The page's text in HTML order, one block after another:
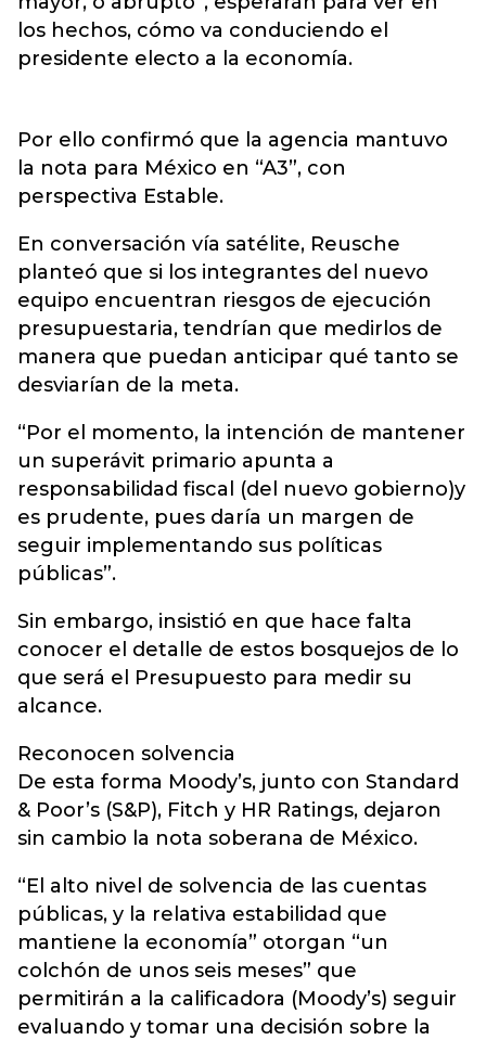
los hechos, cómo va conduciendo el
presidente electo a la economía.
Por ello confirmó que la agencia mantuvo
la nota para México en “A3”, con
perspectiva Estable.
En conversación vía satélite, Reusche
planteó que si los integrantes del nuevo
equipo encuentran riesgos de ejecución
presupuestaria, tendrían que medirlos de
manera que puedan anticipar qué tanto se
desviarían de la meta.
“Por el momento, la intención de mantener
un superávit primario apunta a
responsabilidad fiscal (del nuevo gobierno)y
es prudente, pues daría un margen de
seguir implementando sus políticas
públicas”.
Sin embargo, insistió en que hace falta
conocer el detalle de estos bosquejos de lo
que será el Presupuesto para medir su
alcance.
Reconocen solvencia
De esta forma Moody’s, junto con Standard
& Poor’s (S&P), Fitch y HR Ratings, dejaron
sin cambio la nota soberana de México.
“El alto nivel de solvencia de las cuentas
públicas, y la relativa estabilidad que
mantiene la economía” otorgan “un
colchón de unos seis meses” que
permitirán a la calificadora (Moody’s) seguir
evaluando y tomar una decisión sobre la